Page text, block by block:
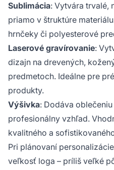
Sublimácia: Vytvára trvalé,
priamo v štruktúre
hrnčeky či polyesterové
Laserové gravírovanie:
dizajn na drevených,
predmetoch. Ideálne pre
produkty.
Výšivka: Dodáva
profesionálny vzhľad.
kvalitného a
Pri plánovaní
veľkosť loga – príliš veľké